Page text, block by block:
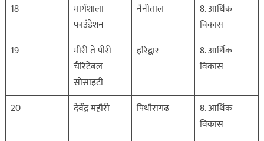
18
मार्गशाला
फाउंडेशन
नैनीताल
8. आर्थिक
विकास
19
मीरी ते पीरी
चैरिटेबल
सोसाइटी
हरिद्वार
8. आर्थिक
विकास
20 देवेंद्र महौरी पिथौरागढ़
8. आर्थिक
विकास